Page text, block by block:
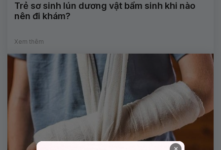
Trẻ sơ sinh lún dương vật bẩm sinh khi nào
nên đi khám?
Xem thêm